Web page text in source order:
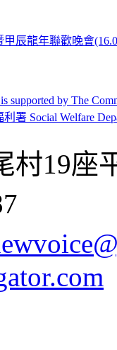
辰龍年聯歡晚會
村19座